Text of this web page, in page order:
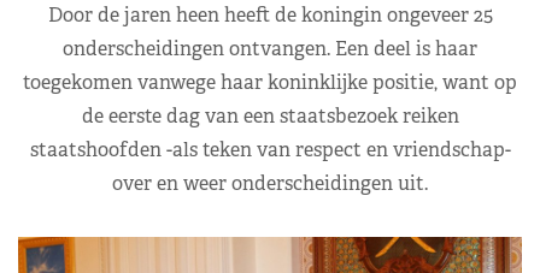
Door de jaren heen heeft de koningin ongeveer 25
onderscheidingen ontvangen. Een deel is haar
toegekomen vanwege haar koninklijke positie, want op
de eerste dag van een staatsbezoek reiken
staatshoofden -als teken van respect en vriendschap-
over en weer onderscheidingen uit.